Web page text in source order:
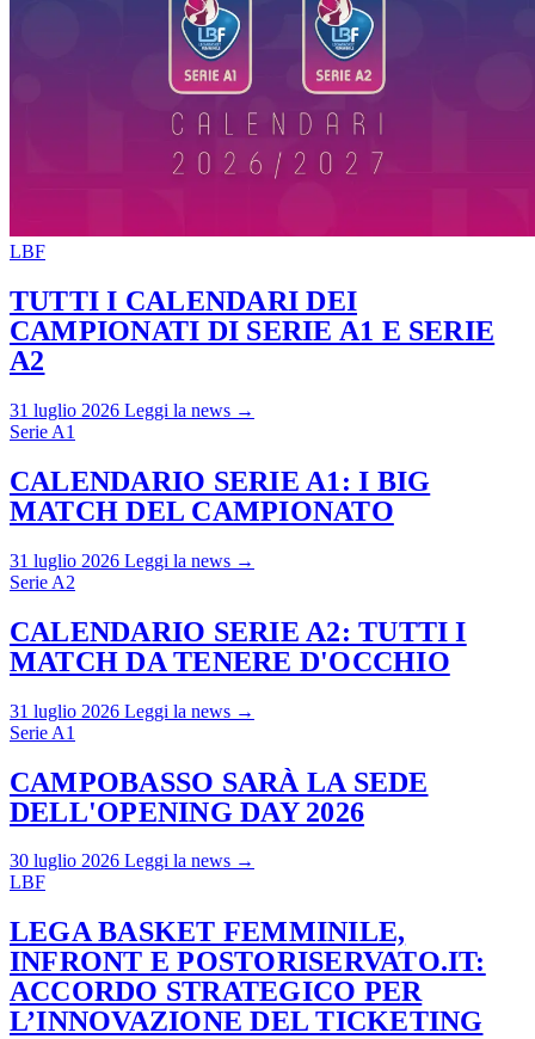
LBF
TUTTI I CALENDARI DEI
CAMPIONATI DI SERIE A1 E SERIE
A2
31 luglio 2026 Leggi la news →
Serie A1
CALENDARIO SERIE A1: I BIG
MATCH DEL CAMPIONATO
31 luglio 2026 Leggi la news →
Serie A2
CALENDARIO SERIE A2: TUTTI I
MATCH DA TENERE D'OCCHIO
31 luglio 2026 Leggi la news →
Serie A1
CAMPOBASSO SARÀ LA SEDE
DELL'OPENING DAY 2026
30 luglio 2026 Leggi la news →
LBF
LEGA BASKET FEMMINILE,
INFRONT E POSTORISERVATO.IT:
ACCORDO STRATEGICO PER
L’INNOVAZIONE DEL TICKETING